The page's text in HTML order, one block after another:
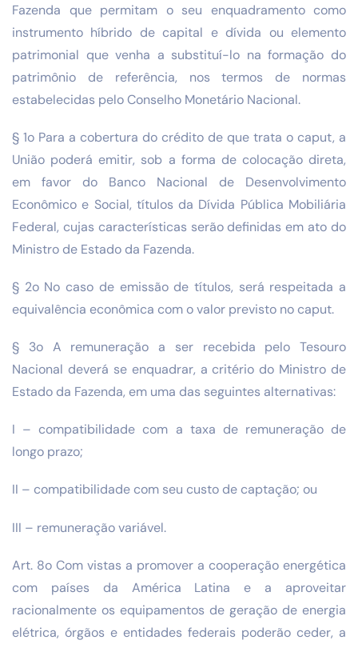
Fazenda que permitam o seu enquadramento como
instrumento híbrido de capital e dívida ou elemento
patrimonial que venha a substituí-lo na formação do
patrimônio de referência, nos termos de normas
estabelecidas pelo Conselho Monetário Nacional.
§ 1o Para a cobertura do crédito de que trata o caput, a
União poderá emitir, sob a forma de colocação direta,
em favor do Banco Nacional de Desenvolvimento
Econômico e Social, títulos da Dívida Pública Mobiliária
Federal, cujas características serão definidas em ato do
Ministro de Estado da Fazenda.
§ 2o No caso de emissão de títulos, será respeitada a
equivalência econômica com o valor previsto no caput.
§ 3o A remuneração a ser recebida pelo Tesouro
Nacional deverá se enquadrar, a critério do Ministro de
Estado da Fazenda, em uma das seguintes alternativas:
I – compatibilidade com a taxa de remuneração de
longo prazo;
II – compatibilidade com seu custo de captação; ou
III – remuneração variável.
Art. 8o Com vistas a promover a cooperação energética
com países da América Latina e a aproveitar
racionalmente os equipamentos de geração de energia
elétrica, órgãos e entidades federais poderão ceder, a